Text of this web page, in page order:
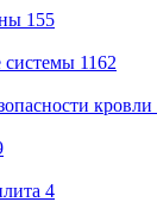
155
системы 1162
кровли
4